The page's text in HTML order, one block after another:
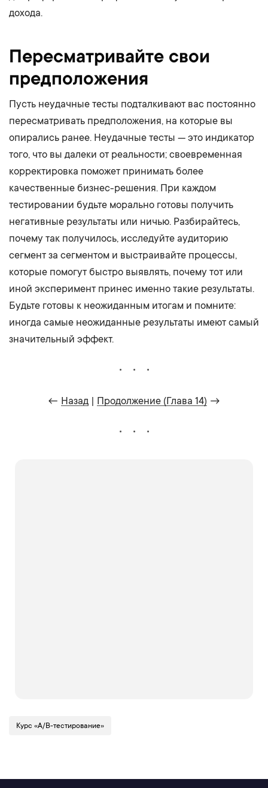
дохода.
Пересматривайте свои
предположения
Пусть неудачные тесты подталкивают вас постоянно
пересматривать предположения, на которые вы
опирались ранее. Неудачные тесты — это индикатор
того, что вы далеки от реальности; своевременная
корректировка поможет принимать более
качественные бизнес-решения. При каждом
тестировании будьте морально готовы получить
негативные результаты или ничью. Разбирайтесь,
почему так получилось, исследуйте аудиторию
сегмент за сегментом и выстраивайте процессы,
которые помогут быстро выявлять, почему тот или
иной эксперимент принес именно такие результаты.
Будьте готовы к неожиданным итогам и помните:
иногда самые неожиданные результаты имеют самый
значительный эффект.
← Назад Продолжение (Глава 14) →
Курс «A/B-тестирование»